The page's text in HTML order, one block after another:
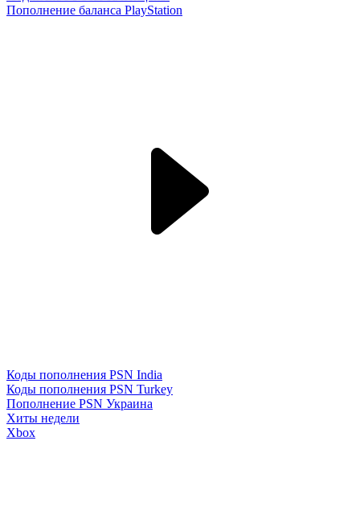
Пополнение баланса PlayStation
Коды пополнения PSN India
Коды пополнения PSN Turkey
Пополнение PSN Украина
Хиты недели
Xbox